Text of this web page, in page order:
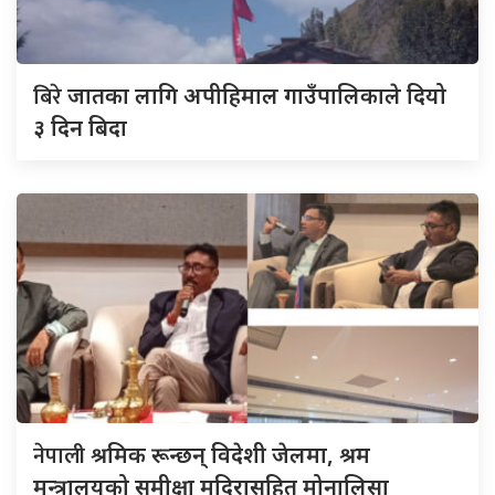
बिरेजातका लागि अपीहिमाल गाउँपालिकाले दियो
३ दिन बिदा
नेपालीश्रमिक रून्छन् विदेशी जेलमा, श्रम
मन्त्रालयको समीक्षा मदिरासहित मोनालिसा